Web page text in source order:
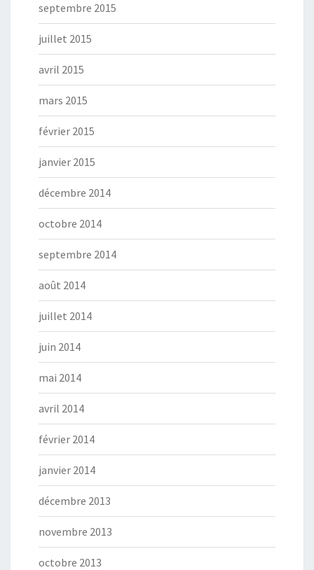
septembre 2015
juillet 2015
avril 2015
mars 2015
février 2015
janvier 2015
décembre 2014
octobre 2014
septembre 2014
août 2014
juillet 2014
juin 2014
mai 2014
avril 2014
février 2014
janvier 2014
décembre 2013
novembre 2013
octobre 2013